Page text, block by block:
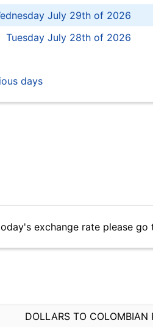
July 29th of 2026
Tuesday July 28th of 2026
days
exchange rate please go
DOLLARS TO COLOMBIAN